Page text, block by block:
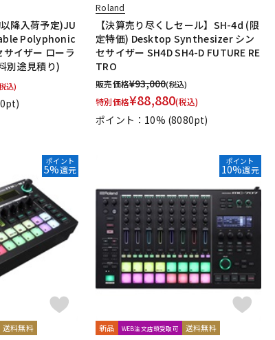
降入荷予定)JU
Polyphonic
イザー ローラ
別途見積り)
込)
Roland
【決算売り尽くしセール】SH-4d (限
定特価) Desktop Synthesizer シン
セサイザー SH4D SH4-D FUTURE RE
TRO
販売価格¥93,000(税込)
特別価格¥88,880(税込)
ポイント：10% (8080pt)
ポイント
5%還元
送料無料
ポイント
10%還元
新品 WEB注文店頭受取可 送料無料